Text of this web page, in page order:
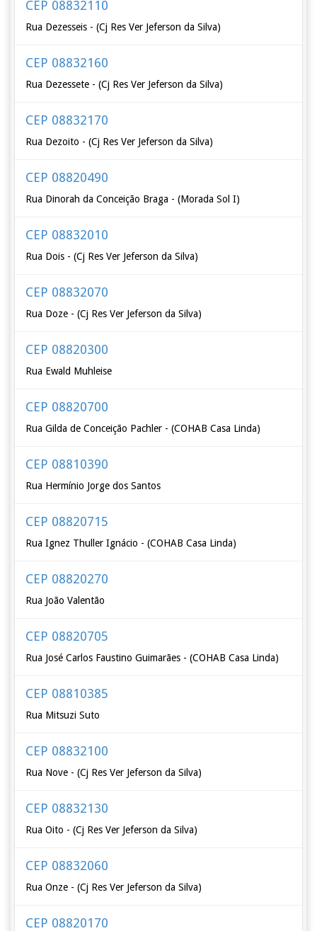
CEP 08832110
Rua Dezesseis - (Cj Res Ver Jeferson da Silva)
CEP 08832160
Rua Dezessete - (Cj Res Ver Jeferson da Silva)
CEP 08832170
Rua Dezoito - (Cj Res Ver Jeferson da Silva)
CEP 08820490
Rua Dinorah da Conceição Braga - (Morada Sol I)
CEP 08832010
Rua Dois - (Cj Res Ver Jeferson da Silva)
CEP 08832070
Rua Doze - (Cj Res Ver Jeferson da Silva)
CEP 08820300
Rua Ewald Muhleise
CEP 08820700
Rua Gilda de Conceição Pachler - (COHAB Casa Linda)
CEP 08810390
Rua Hermínio Jorge dos Santos
CEP 08820715
Rua Ignez Thuller Ignácio - (COHAB Casa Linda)
CEP 08820270
Rua João Valentão
CEP 08820705
Rua José Carlos Faustino Guimarães - (COHAB Casa Linda)
CEP 08810385
Rua Mitsuzi Suto
CEP 08832100
Rua Nove - (Cj Res Ver Jeferson da Silva)
CEP 08832130
Rua Oito - (Cj Res Ver Jeferson da Silva)
CEP 08832060
Rua Onze - (Cj Res Ver Jeferson da Silva)
CEP 08820170